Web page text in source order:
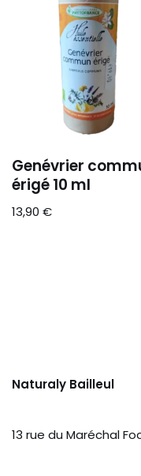
Genévrier
érigé 10 ml
13,90 €
Naturaly Bailleul
13 rue du Maréchal